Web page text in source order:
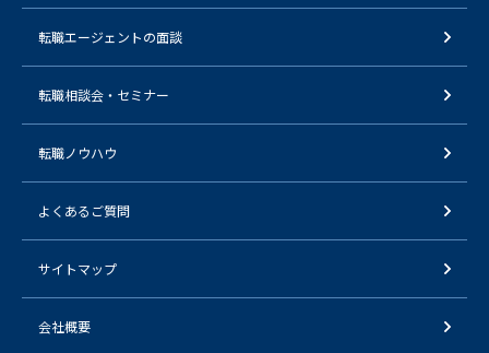
転職エージェントの面談
転職相談会・セミナー
転職ノウハウ
よくあるご質問
サイトマップ
会社概要